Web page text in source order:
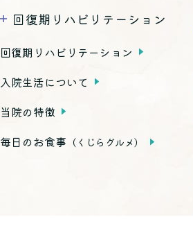
回復期リハビリテーション
回復期リハビリテーション
入院生活について
当院の特徴
毎日のお食事 （くじらグルメ）